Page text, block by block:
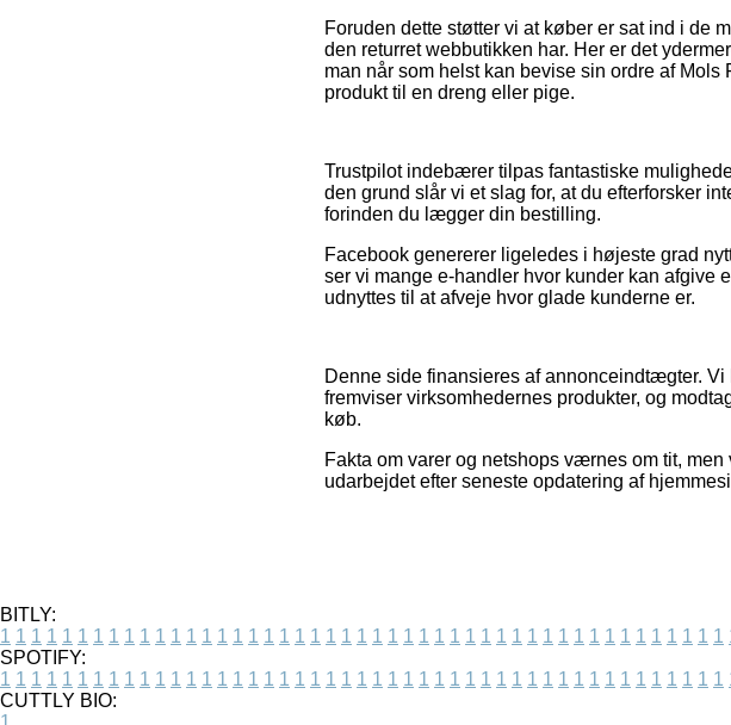
Foruden dette støtter vi at køber er sat ind i de
den returret webbutikken har. Her er det
man når som helst kan bevise sin ordre af
produkt til en dreng eller pige.
Trustpilot indebærer tilpas fantastiske
den grund slår vi et slag for, at du efterforsker
forinden du lægger din bestilling.
Facebook genererer ligeledes i højeste grad
ser vi mange e-handler hvor kunder kan afgive
udnyttes til at afveje hvor glade kunderne er.
Denne side finansieres af annonceindtægter.
fremviser virksomhedernes produkter, og
køb.
Fakta om varer og netshops værnes om tit,
udarbejdet efter seneste opdatering af
BITLY:
1 1 1 1 1 1 1 1 1 1 1 1 1 1 1 1 1 1 1 1 1 1 1 1 1 1 1 1 1 1 1 1 1 1 1 1 1 1 1 1 1 1 1 1 1 1 1
SPOTIFY:
1 1 1 1 1 1 1 1 1 1 1 1 1 1 1 1 1 1 1 1 1 1 1 1 1 1 1 1 1 1 1 1 1 1 1 1 1 1 1 1 1 1 1 1 1 1 1
CUTTLY BIO: